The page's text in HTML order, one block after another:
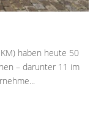
haben heute 50
– darunter 11 im